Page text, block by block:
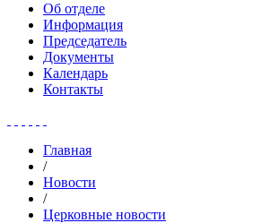
Об отделе
Информация
Председатель
Документы
Календарь
Контакты
Главная
/
Новости
/
Церковные новости